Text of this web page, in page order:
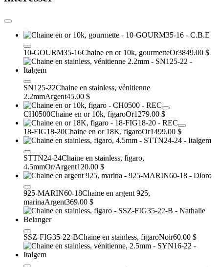
10-GOURM35-16Chaine en or 10k, gourmetteOr3849.00 $
SN125-22Chaine en stainless, vénitienne
2.2mmArgent45.00 $
CH0500Chaine en or 10k, figaroOr1279.00 $
18-FIG18-20Chaine en or 18K, figaroOr1499.00 $
STTN24-24Chaine en stainless, figaro,
4.5mmOr/Argent120.00 $
925-MARIN60-18Chaine en argent 925,
marinaArgent369.00 $
SSZ-FIG35-22-BChaine en stainless, figaroNoir60.00 $